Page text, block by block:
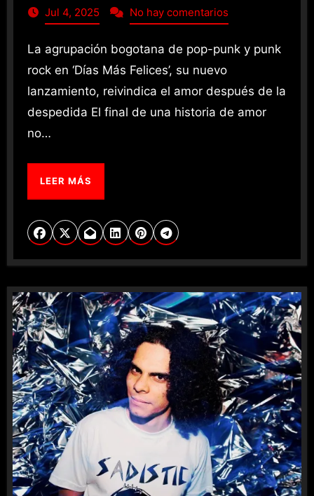
Jul 4, 2025 No hay comentarios
La agrupación bogotana de pop-punk y punk
rock en ‘Días Más Felices’, su nuevo
lanzamiento, reivindica el amor después de la
despedida El final de una historia de amor
no…
LEER MÁS